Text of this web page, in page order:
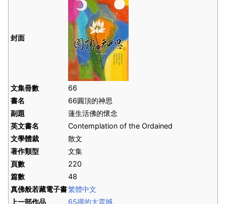
封面
文集冊數
66
書名
66圓頂的神思
副題
蓮生活佛的懷念
英文書名
Contemplation of the Ordained
文學體裁
散文
著作類型
文集
頁數
220
篇數
48
真佛般若藏電子書繁體中文
上一部作品
65禪的大震撼